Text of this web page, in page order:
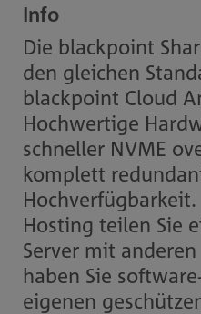
Info
Die blackpoint
den gleichen
blackpoint Cloud
Hochwertige
schneller NVME
komplett
Hochverfügbarkeit.
Hosting teilen Sie
Server mit
haben Sie
eigenen